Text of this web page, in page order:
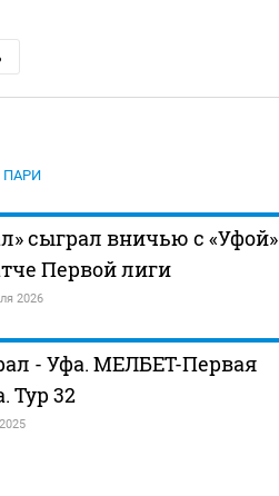
ПАРИ
сыграл вничью с «Уфой»
Первой лиги
2026
- Уфа. МЕЛБЕТ-Первая
Тур 32